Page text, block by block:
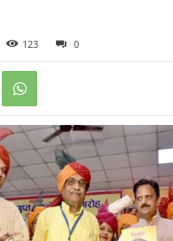
123 0